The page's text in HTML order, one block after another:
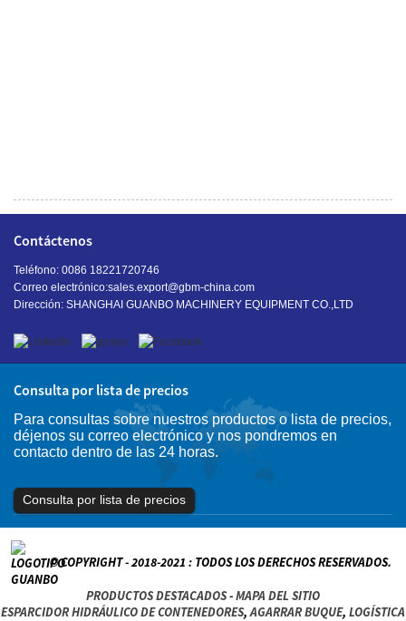
Contáctenos
Teléfono: 0086 18221720746
Correo electrónico:sales.export@gbm-china.com
Dirección: SHANGHAI GUANBO MACHINERY EQUIPMENT CO.,LTD
Consulta por lista de precios
Para consultas sobre nuestros productos o lista de precios,
déjenos su correo electrónico y nos pondremos en
contacto dentro de las 24 horas.
Consulta por lista de precios
© COPYRIGHT - 2018-2021 : TODOS LOS DERECHOS RESERVADOS.
PRODUCTOS DESTACADOS-MAPA DEL SITIO
ESPARCIDOR HIDRÁULICO DE CONTENEDORES,AGARRAR BUQUE, LOGÍSTICA